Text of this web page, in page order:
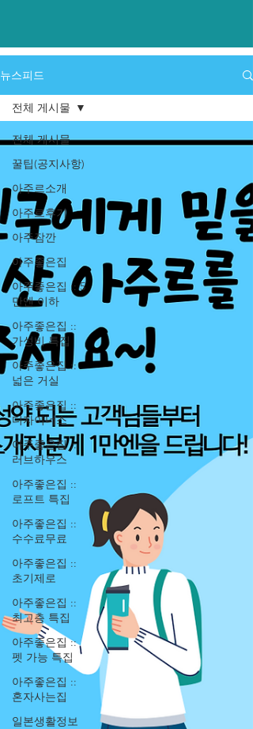
​뉴스피드
전체 게시물
꿀팁(공지사항)
아주르소개
아주르후기
아주잠깐
아주좋은집
아주좋은집 :: 5
만엔 이하
아주좋은집 ::
가성비 특집
아주좋은집 ::
넓은 거실
아주좋은집 ::
디자이너스
아주좋은집 ::
러브하우스
아주좋은집 ::
로프트 특집
아주좋은집 ::
수수료무료
아주좋은집 ::
초기제로
아주좋은집 ::
최고층 특집
아주좋은집 ::
펫 가능 특집
아주좋은집 ::
혼자사는집
일본생활정보
전체 게시물